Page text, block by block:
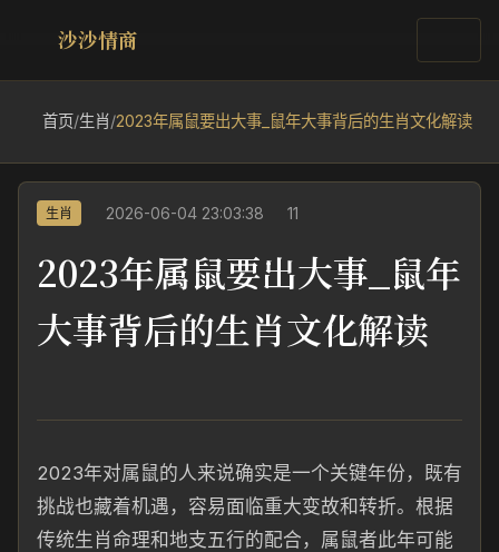
沙沙情商
首页/生肖/2023年属鼠要出大事_鼠年大事背后的生肖文化解读
生肖 2026-06-04 23:03:38 11
2023年属鼠要出大事_鼠年
大事背后的生肖文化解读
2023年对属鼠的人来说确实是一个关键年份，既有
挑战也藏着机遇，容易面临重大变故和转折。根据
传统生肖命理和地支五行的配合，属鼠者此年可能